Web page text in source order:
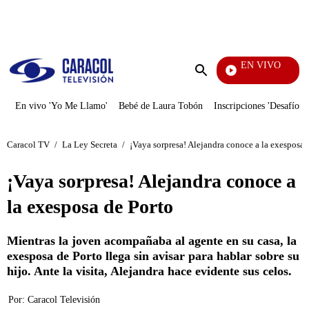
Enviar
EN VIVO
Día A Día
En vivo 'Yo Me Llamo' Bebé de Laura Tobón Inscripciones 'Desafío'
Caracol TV / La Ley Secreta / ¡Vaya sorpresa! Alejandra conoce a la exesposa
¡Vaya sorpresa! Alejandra conoce a
la exesposa de Porto
Mientras la joven acompañaba al agente en su casa, la
exesposa de Porto llega sin avisar para hablar sobre su
hijo. Ante la visita, Alejandra hace evidente sus celos.
Por: Caracol Televisión